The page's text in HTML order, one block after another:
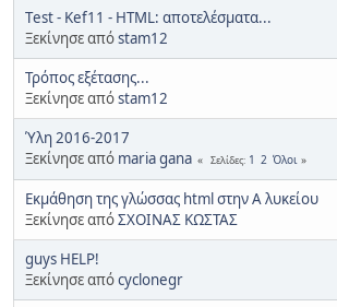
Τest - Kef11 - HTML: αποτελέσματα...
Ξεκίνησε απόstam12
Τρόπος εξέτασης...
Ξεκίνησε απόstam12
Ύλη 2016-2017
Ξεκίνησε από maria gana Σελίδες 1 2 Όλοι
Εκμάθηση της γλώσσας html στην Α λυκείου
Ξεκίνησε απόΣΧΟΙΝΑΣ ΚΩΣΤΑΣ
guys HELP!
Ξεκίνησε απόcyclonegr